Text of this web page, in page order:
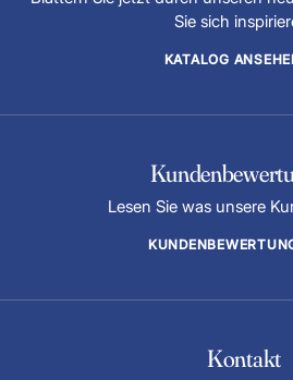
Sie sich
KATALOG
Lesen Sie was unsere
Kontakt